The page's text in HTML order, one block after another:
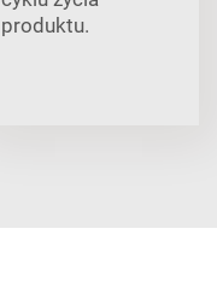
produktu.